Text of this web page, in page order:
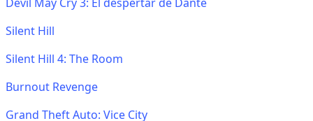
Silent Hill
Silent Hill 4: The Room
Burnout Revenge
Grand Theft Auto: Vice City